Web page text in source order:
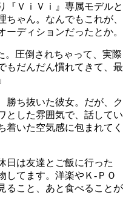
『ＶｉＶｉ』専属モデルと
ゃん。なんでもこれが、
ディションだったとか。
。圧倒されちゃって、実際
もだんだん慣れてきて、最
勝ち抜いた彼女。だが、ク
とした雰囲気で、話してい
着いた空気感に包まれてく
日は友達とご飯に行った
してます。洋楽やＫ‐ＰＯ
ること、あと食べることが